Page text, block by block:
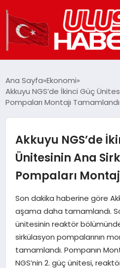
DÜNYA
SIYASET
TEKNOLOJI
EĞITIM
MAGAZIN
SPOR
Ana Sayfa Ekonomi
Akkuyu NGS’de İkinci Güç
Pompaları Montajı Tamamlandı
Akkuyu NGS’de
Ünitesinin Ana
Pompaları
Son dakika haberine göre
aşama daha tamamlandı.
ünitesinin reaktör
sirkülasyon pompalarının
tamamlandı. Pompanın
NGS’nin 2. güç ünitesi,